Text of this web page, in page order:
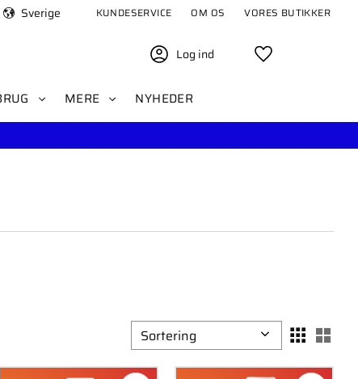
Sverige KUNDESERVICE OM OS VORES BUTIKKER
Log ind
MERE NYHEDER
Vælg sorteringsmetode